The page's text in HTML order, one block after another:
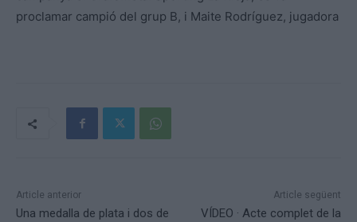
proclamar campió del grup B, i Maite Rodríguez, jugadora
Article anterior
Una medalla de plata i dos de
Article següent
VÍDEO · Acte complet de la